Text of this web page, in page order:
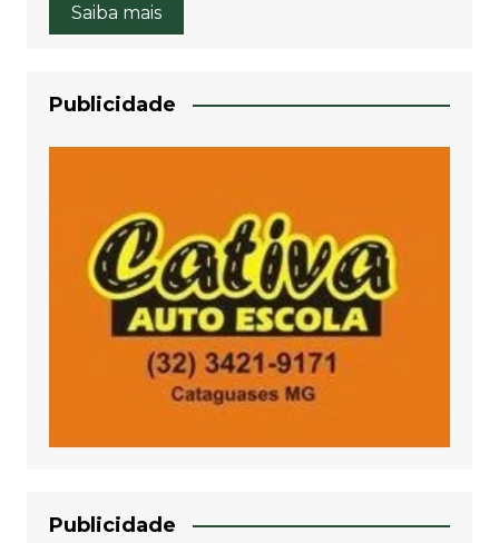
Saiba mais
Publicidade
Publicidade